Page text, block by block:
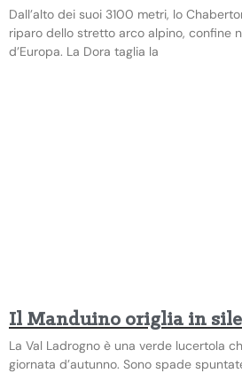
Dall’alto dei suoi 3100 metri, lo
riparo dello stretto arco alpino, confine
d’Europa. La Dora taglia la
Il Manduino origlia in
La Val Ladrogno è una verde lucertola
giornata d’autunno. Sono spade